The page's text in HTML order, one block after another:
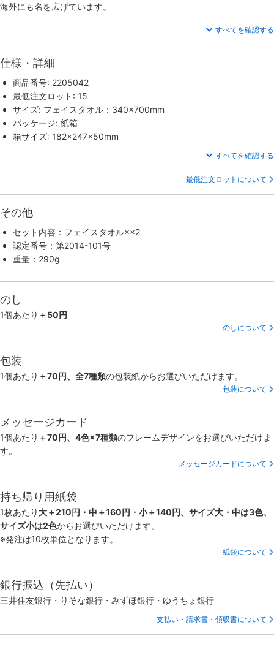
海外にも名を広げています。
すべてを確認する
仕様・詳細
商品番号: 2205042
最低注文ロット: 15
サイズ: フェイスタオル：340×700mm
パッケージ: 紙箱
箱サイズ: 182×247×50mm
すべてを確認する
最低注文ロットについて
その他
セット内容：フェイスタオル××2
認定番号：第2014-101号
重量：290g
のし
1個あたり ＋50円
のしについて
包装
1個あたり ＋70円、全7種類の包装紙からお選びいただけます。
包装について
メッセージカード
1個あたり ＋70円、4色×7種類のフレームデザインをお選びいただけま
す。
メッセージカードについて
持ち帰り用紙袋
1枚あたり 大＋210円・中＋160円・小＋140円、サイズ大・中は3色、
サイズ小は2色からお選びいただけます。
※発注は10枚単位となります。
紙袋について
銀行振込（先払い）
三井住友銀行・りそな銀行・みずほ銀行・ゆうちょ銀行
支払い・請求書・領収書について